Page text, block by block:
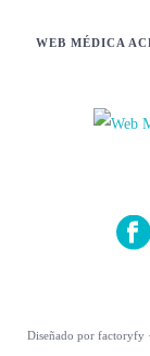
WEB MÉDICA
Diseñado por factoryfy